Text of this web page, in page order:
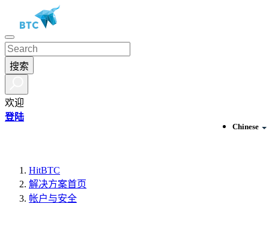
搜索
Chinese
欢迎
登陆
HitBTC
解决方案首页
帐户与安全